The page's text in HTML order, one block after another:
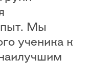
Мы
ученика к